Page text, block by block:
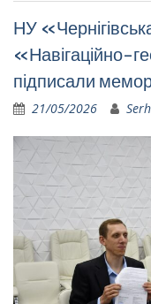
НУ
«Навігаційно-
підписали
21/05/2026